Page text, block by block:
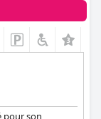
pour son